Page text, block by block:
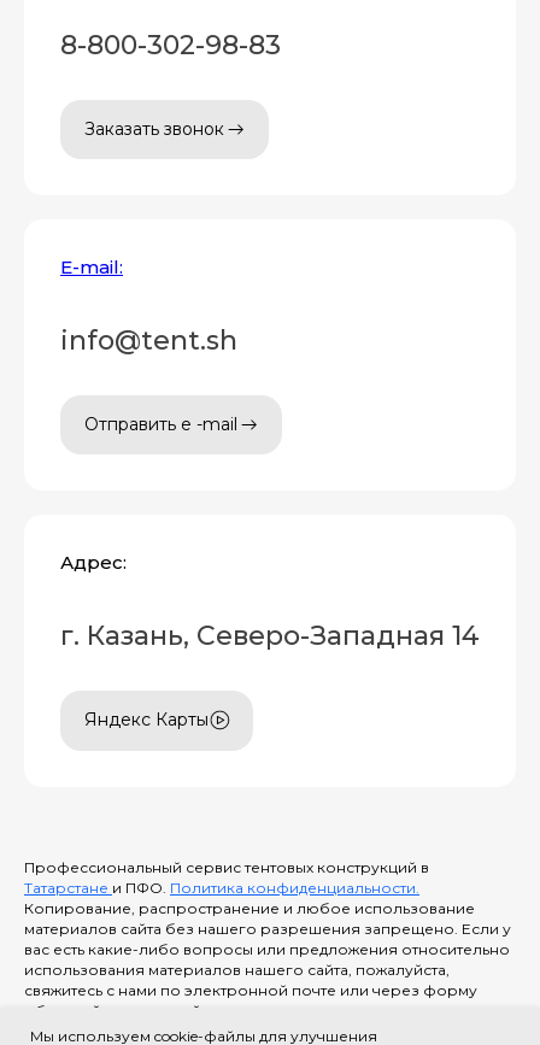
Мы используем cookie-файлы для улучшения
8-800-302-98-83
Заказать звонок
E-mail:
info@tent.sh
Отправить e -mail
Адрес:
г. Казань, Северо-Западная 14
Яндекс Карты
Профессиональный сервис тентовых конструкций в
Татарстане и ПФО. Политика конфиденциальности.
Копирование, распространение и любое использование
материалов сайта без нашего разрешения запрещено. Если у
вас есть какие-либо вопросы или предложения относительно
использования материалов нашего сайта, пожалуйста,
свяжитесь с нами по электронной почте или через форму
обратной связи на сайте.
Обращаем Ваше внимание на то, что вся представленная на